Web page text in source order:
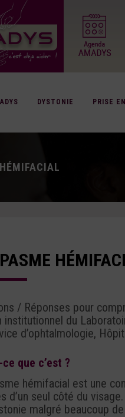
DYSTONIE PRISE
/ Réponses pour
institutionnel du
d’ophtalmologie,
ce que c’est ?
hémifacial est une
d’un seul côté du
malgré beaucoup